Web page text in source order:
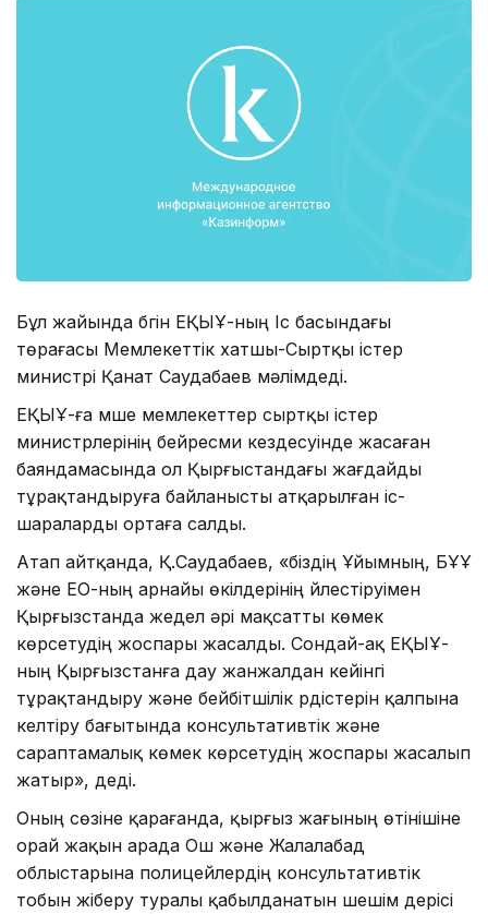
Бұл жайында бүгін ЕҚЫҰ-ның Іс басындағы
төрағасы Мемлекеттік хатшы-Сыртқы істер
министрі Қанат Саудабаев мәлімдеді.
ЕҚЫҰ-ға мүше мемлекеттер сыртқы істер
министрлерінің бейресми кездесуінде жасаған
баяндамасында ол Қырғыстандағы жағдайды
тұрақтандыруға байланысты атқарылған іс-
шараларды ортаға салды.
Атап айтқанда, Қ.Саудабаев, «біздің Ұйымның, БҰҰ
және ЕО-ның арнайы өкілдерінің үйлестіруімен
Қырғызстанда жедел әрі мақсатты көмек
көрсетудің жоспары жасалды. Сондай-ақ ЕҚЫҰ-
ның Қырғызстанға дау жанжалдан кейінгі
тұрақтандыру және бейбітшілік үрдістерін қалпына
келтіру бағытында консультативтік және
сараптамалық көмек көрсетудің жоспары жасалып
жатыр», деді.
Оның сөзіне қарағанда, қырғыз жағының өтінішіне
орай жақын арада Ош және Жалалабад
облыстарына полицейлердің консультативтік
тобын жіберу туралы қабылданатын шешім үдерісі